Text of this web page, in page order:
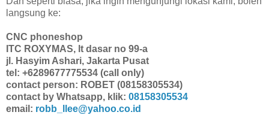
langsung ke:
CNC phoneshop
ITC ROXYMAS, lt dasar no 99-a
jl. Hasyim Ashari, Jakarta Pusat
tel: +6289677775534 (call only)
contact person: ROBET (08158305534)
contact by Whatsapp, klik: 08158305534
email: robb_llee@yahoo.co.id